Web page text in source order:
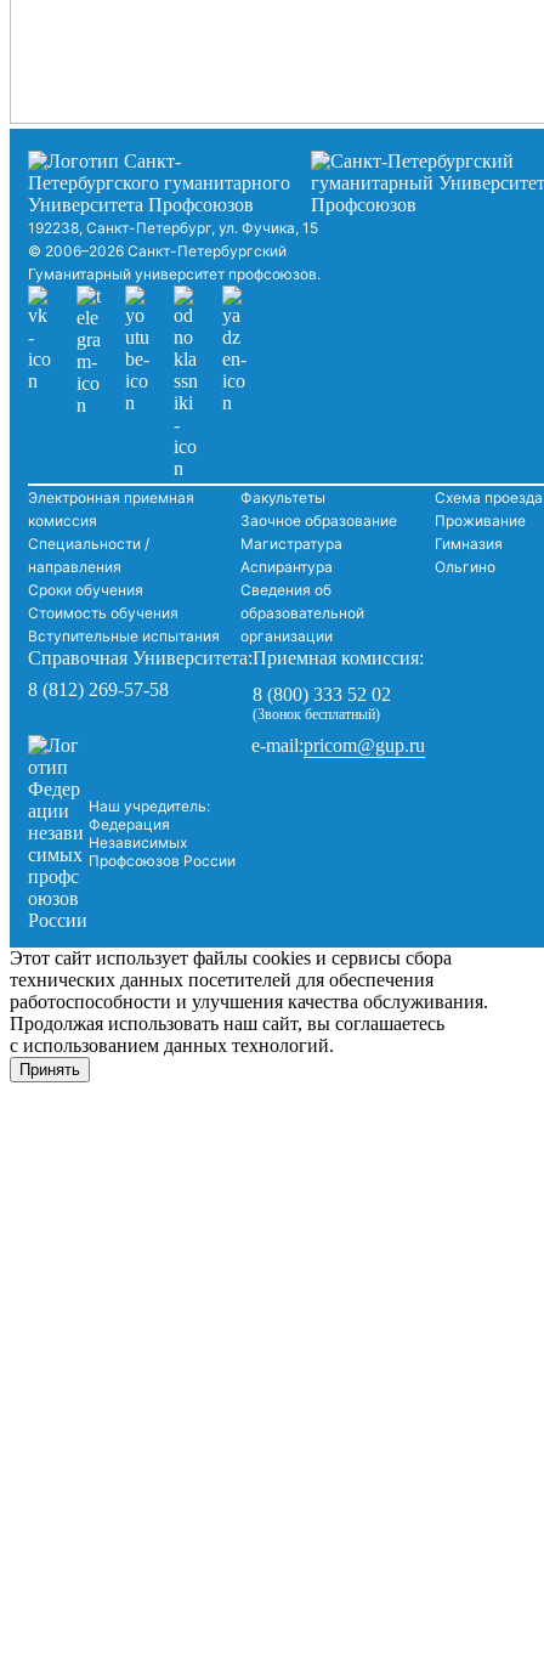
192238, Санкт-Петербург, ул. Фучика, 15
© 2006–2026 Санкт-Петербургский
Гуманитарный университет профсоюзов.
Электронная приемная
комиссия
Специальности /
направления
Сроки обучения
Стоимость обучения
Вступительные испытания
Факультеты
Заочное образование
Магистратура
Аспирантура
Сведения об
образовательной
организации
Схема проезда
Проживание
Гимназия
Ольгино
Справочная Университета:
8 (812) 269-57-58
Приемная комиссия:
8 (800) 333 52 02
(Звонок бесплатный)
Наш учредитель:
Федерация
Независимых
Профсоюзов России
e-mail:pricom@gup.ru
Этот сайт использует файлы cookies и сервисы сбора
технических данных посетителей для обеспечения
работоспособности и улучшения качества обслуживания.
Продолжая использовать наш сайт, вы соглашаетесь
с использованием данных технологий.
Принять